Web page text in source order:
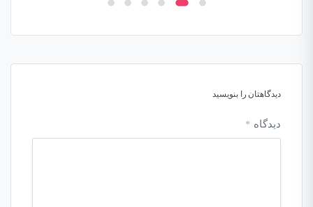
دیدگاهتان را بنویسید
دیدگاه *